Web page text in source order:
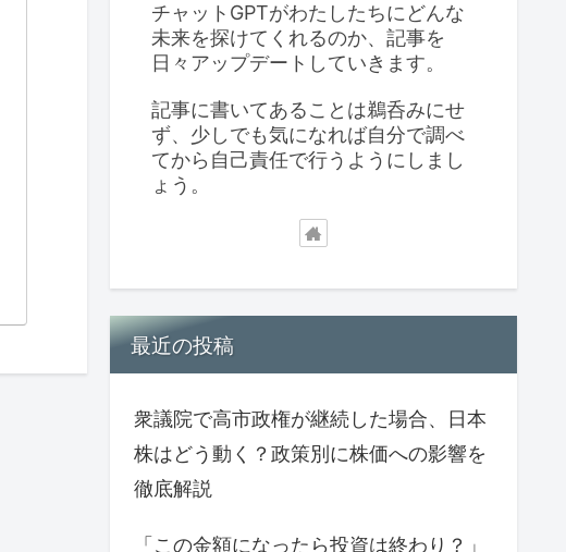
チャットGPTがわたしたちにどんな
未来を探けてくれるのか、記事を
日々アップデートしていきます。
記事に書いてあることは鵜呑みにせ
ず、少しでも気になれば自分で調べ
てから自己責任で行うようにしまし
ょう。
最近の投稿
衆議院で高市政権が継続した場合、日本
株はどう動く？政策別に株価への影響を
徹底解説
「この金額になったら投資は終わり？」